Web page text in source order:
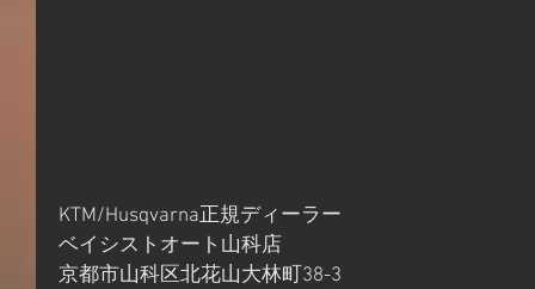
KTM/Husqvarna正規ディーラー
ベイシストオート山科店
京都市山科区北花山大林町38-3